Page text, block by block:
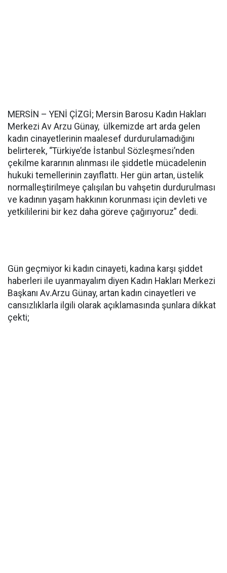
MERSİN – YENİ ÇİZGİ; Mersin Barosu Kadın Hakları
Merkezi Av Arzu Günay, ülkemizde art arda gelen
kadın cinayetlerinin maalesef durdurulamadığını
belirterek, “Türkiye’de İstanbul Sözleşmesi’nden
çekilme kararının alınması ile şiddetle mücadelenin
hukuki temellerinin zayıflattı. Her gün artan, üstelik
normalleştirilmeye çalışılan bu vahşetin durdurulması
ve kadının yaşam hakkının korunması için devleti ve
yetkililerini bir kez daha göreve çağırıyoruz” dedi.
Gün geçmiyor ki kadın cinayeti, kadına karşı şiddet
haberleri ile uyanmayalım diyen Kadın Hakları Merkezi
Başkanı Av.Arzu Günay, artan kadın cinayetleri ve
cansızlıklarla ilgili olarak açıklamasında şunlara dikkat
çekti;